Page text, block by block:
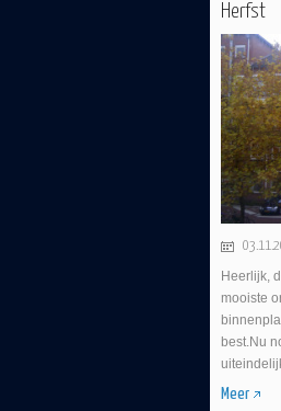
Herfst
Heerlijk,
mooiste
best.Nu
Meer